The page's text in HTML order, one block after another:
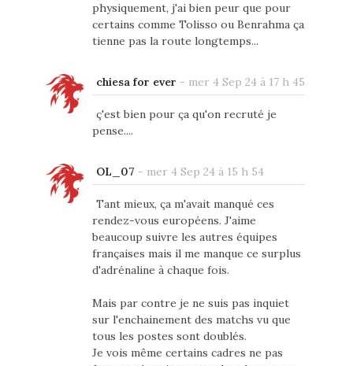
physiquement, j'ai bien peur que pour
certains comme Tolisso ou Benrahma ça
tienne pas la route longtemps...
chiesa for ever - mer 4 Sep 24 à 17 h 45
ç'est bien pour ça qu'on recruté je
pense....
OL_07 - mer 4 Sep 24 à 15 h 54
Tant mieux, ça m'avait manqué ces
rendez-vous européens. J'aime
beaucoup suivre les autres équipes
françaises mais il me manque ce surplus
d'adrénaline à chaque fois.
Mais par contre je ne suis pas inquiet
sur l'enchainement des matchs vu que
tous les postes sont doublés.
Je vois même certains cadres ne pas